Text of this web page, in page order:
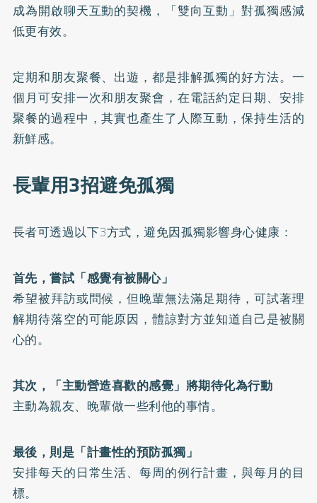
成為開啟聊天互動的契機，「雙向互動」對孤獨感減
低更有效。
定期和朋友聚餐、出遊，都是排解孤獨的好方法。一
個月可安排一次和朋友聚會，在電話約定日期、安排
聚餐的過程中，其實也產生了人際互動，保持生活的
新鮮感。
長輩用3招避免孤獨
長者可透過以下3方式，避免因孤獨影響身心健康：
首先，嘗試「感覺有被關心」
希望被拜訪或問候，但晚輩無法滿足期待，可試著理
解期待落空的可能原因，體諒對方並知道自己是被關
心的。
其次，「主動營造喜歡的感覺」將期待化為行動
主動為親友、晚輩做一些利他的事情。
最後，則是「計畫性的預防孤獨」
安排每天的日常生活、每周的例行計畫，與每月的目
標。